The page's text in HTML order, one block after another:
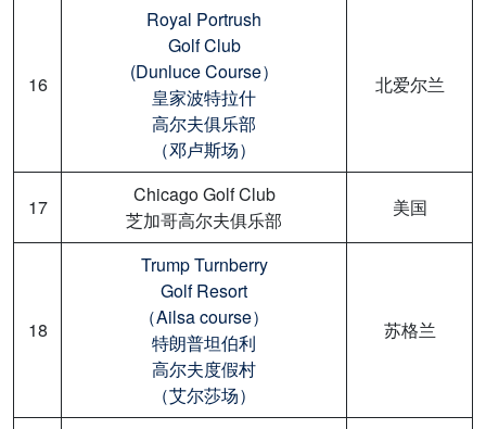
16
Royal Portrush
Golf Club
(Dunluce Course）
皇家波特拉什
高尔夫俱乐部
（邓卢斯场）
北爱尔兰
17
Chicago Golf Club
芝加哥高尔夫俱乐部
美国
18
Trump Turnberry
Golf Resort
（Ailsa course）
特朗普坦伯利
高尔夫度假村
（艾尔莎场）
苏格兰